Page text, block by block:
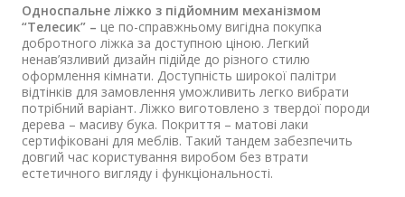
Односпальне ліжко з підйомним механізмом
“Телесик” – це по-справжньому вигідна покупка
добротного ліжка за доступною ціною. Легкий
ненав’язливий дизайн підійде до різного стилю
оформлення кімнати. Доступність широкої палітри
відтінків для замовлення уможливить легко вибрати
потрібний варіант. Ліжко виготовлено з твердої породи
дерева – масиву бука. Покриття – матові лаки
сертифіковані для меблів. Такий тандем забезпечить
довгий час користування виробом без втрати
естетичного вигляду і функціональності.